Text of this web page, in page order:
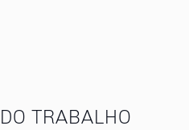
TRABALHO